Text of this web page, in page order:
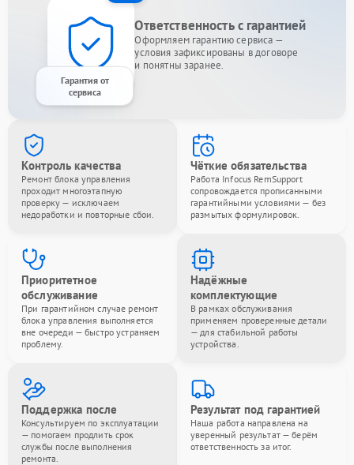
Гарантия от
сервиса
Ответственность с гарантией
Оформляем гарантию сервиса —
условия зафиксированы в договоре
и понятны заранее.
Контроль качества
Ремонт блока управления
проходит многоэтапную
проверку — исключаем
недоработки и повторные сбои.
Чёткие обязательства
Работа Infocus RemSupport
сопровождается прописанными
гарантийными условиями — без
размытых формулировок.
Приоритетное
обслуживание
При гарантийном случае ремонт
блока управления выполняется
вне очереди — быстро устраняем
проблему.
Надёжные
комплектующие
В рамках обслуживания
применяем проверенные детали
— для стабильной работы
устройства.
Поддержка после
Консультируем по эксплуатации
— помогаем продлить срок
службы после выполнения
ремонта.
Результат под гарантией
Наша работа направлена на
уверенный результат — берём
ответственность за итог.